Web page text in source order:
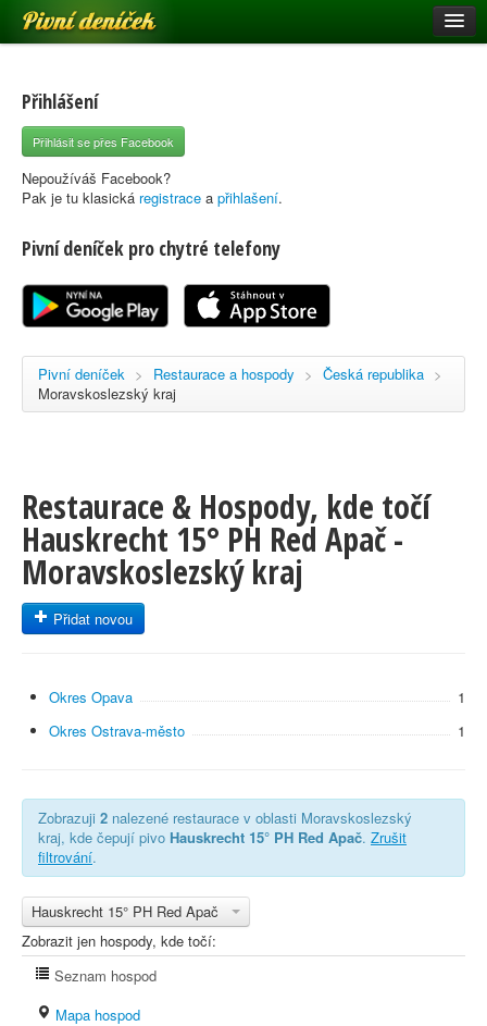
Pivní deníček
Pivní mapa
Pivní značky
Nápověda
Registrace
Přihlášení
Přihlásit se přes Facebook
Nepoužíváš Facebook?
Pak je tu klasická registrace a přihlašení.
Pivní deníček pro chytré telefony
Pivní deníček > Restaurace a hospody > Česká republika >
Moravskoslezský kraj
Restaurace & Hospody, kde točí
Hauskrecht 15° PH Red Apač -
Moravskoslezský kraj
Přidat novou
Okres Opava
1
Okres Ostrava-město
1
Zobrazuji 2 nalezené restaurace v oblasti Moravskoslezský
kraj, kde čepují pivo Hauskrecht 15° PH Red Apač. Zrušit
filtrování.
Hauskrecht 15° PH Red Apač
Zobrazit jen hospody, kde točí:
Seznam hospod
Mapa hospod